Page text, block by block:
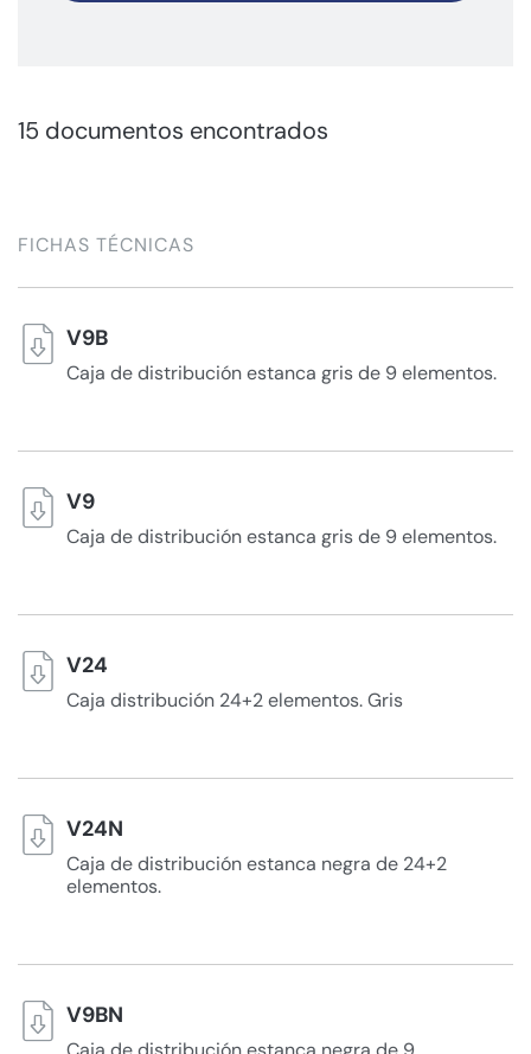
15 documentos encontrados
FICHAS TÉCNICAS
V9B
Caja de distribución estanca gris de 9 elementos.
V9
Caja de distribución estanca gris de 9 elementos.
V24
Caja distribución 24+2 elementos. Gris
V24N
Caja de distribución estanca negra de 24+2
elementos.
V9BN